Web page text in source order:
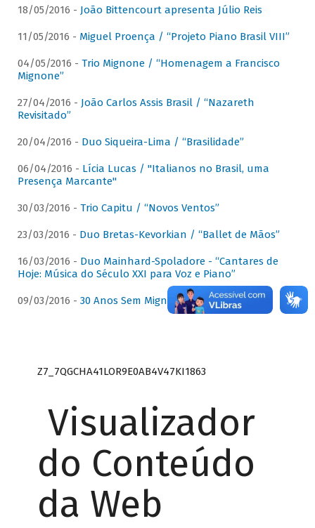
18/05/2016 - João Bittencourt apresenta Júlio Reis
11/05/2016 - Miguel Proença / “Projeto Piano Brasil VIII”
04/05/2016 - Trio Mignone / “Homenagem a Francisco
Mignone”
27/04/2016 - João Carlos Assis Brasil / “Nazareth
Revisitado”
20/04/2016 - Duo Siqueira-Lima / “Brasilidade”
06/04/2016 - Lícia Lucas / "Italianos no Brasil, uma
Presença Marcante"
30/03/2016 - Trio Capitu / “Novos Ventos”
23/03/2016 - Duo Bretas-Kevorkian / “Ballet de Mãos”
16/03/2016 - Duo Mainhard-Spoladore - “Cantares de
Hoje: Música do Século XXI para Voz e Piano”
09/03/2016 - 30 Anos Sem Mignone
Z7_7QGCHA41LOR9E0AB4V47KI1863
Visualizador
do Conteúdo
da Web